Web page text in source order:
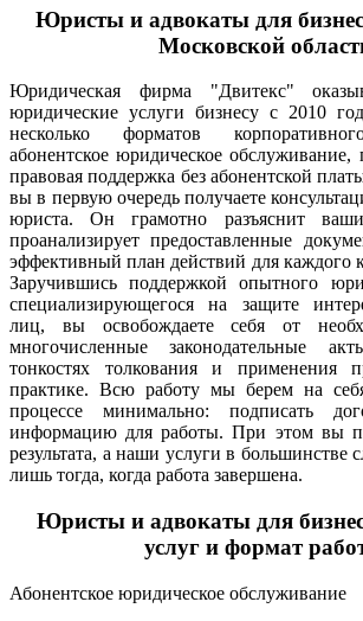
Юристы и адвокаты для
Московской
Юридическая фирма "Двитекс"
юридические услуги бизнесу с 2010
несколько форматов
абонентское юридическое обслуживание,
правовая поддержка без абонентской
вы в первую очередь получаете
юриста. Он грамотно разъяснит
проанализирует предоставленные
эффективный план действий для каждого
Заручившись поддержкой опытного
специализирующегося на защите
лиц, вы освобождаете себя от
многочисленные законодательные
тонкостях толкования и применения
практике. Всю работу мы берем на
процессе минимально: подписать
информацию для работы. При этом вы
результата, а наши услуги в большинстве
лишь тогда, когда работа завершена.
Юристы и адвокаты для
услуг и формат
Абонентское юридическое обслуживание